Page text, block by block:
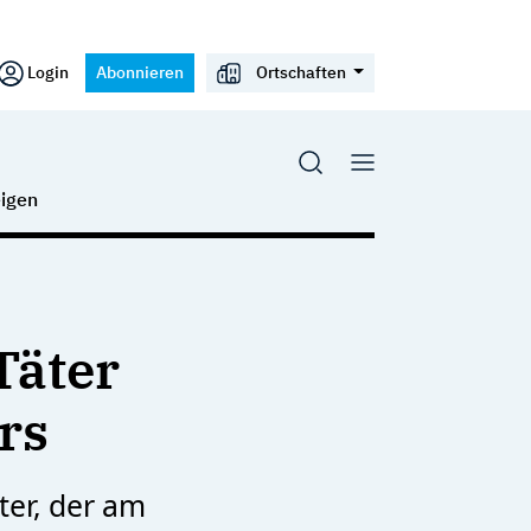
Login Abonnieren Ortschaften
der am